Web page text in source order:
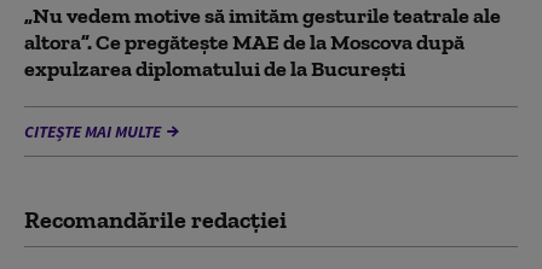
„Nu vedem motive să imităm gesturile teatrale ale
altora”. Ce pregătește MAE de la Moscova după
expulzarea diplomatului de la București
CITEȘTE MAI MULTE
Recomandările redacţiei